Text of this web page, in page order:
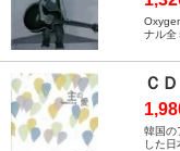
ナル全
Ｃ
韓国の
した日